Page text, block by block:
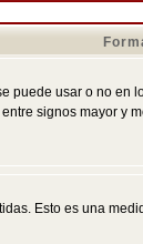
usar o no
signos
Esto es una